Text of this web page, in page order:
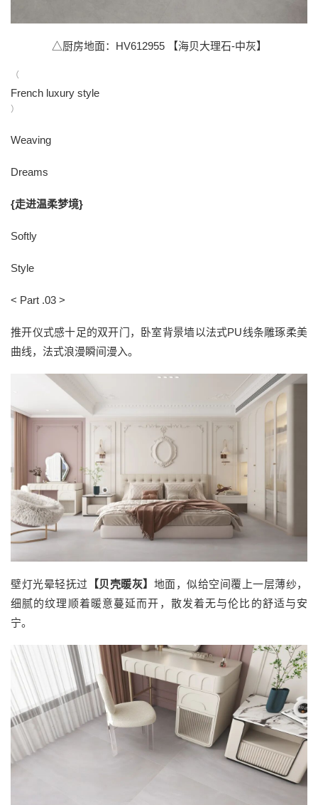
△厨房地面：HV612955 【海贝大理石-中灰】
（
French luxury style
）
Weaving
Dreams
{走进温柔梦境}
Softly
Style
< Part .03 >
推开仪式感十足的双开门，卧室背景墙以法式PU线条雕琢柔美
曲线，法式浪漫瞬间漫入。
壁灯光晕轻抚过 【贝壳暖灰】 地面，似给空间覆上一层薄纱，
细腻的纹理顺着暖意蔓延而开，散发着无与伦比的舒适与安
宁。